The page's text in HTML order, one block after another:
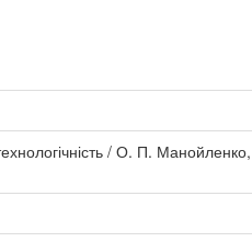
/ О. П.